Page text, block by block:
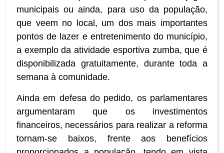
municipais ou ainda, para uso da população,
que veem no local, um dos mais importantes
pontos de lazer e entretenimento do município,
a exemplo da atividade esportiva zumba, que é
disponibilizada gratuitamente, durante toda a
semana à comunidade.
Ainda em defesa do pedido, os parlamentares
argumentaram que os investimentos
financeiros, necessários para realizar a reforma
tornam-se baixos, frente aos benefícios